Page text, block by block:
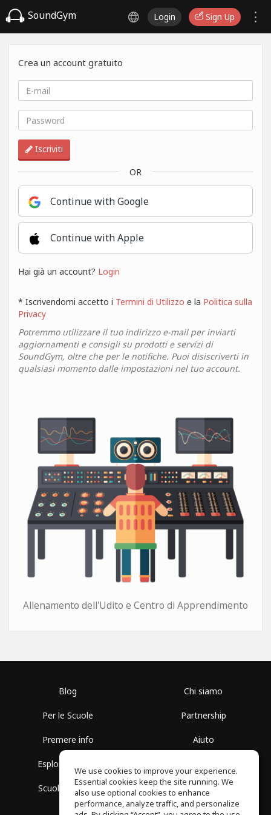
SoundGym Login Sign Up
Crea un account gratuito
Iscriviti
OR
Continue with Google
Continue with Apple
Hai già un account? Login
* Iscrivendomi accetto i Termini di Utilizzo e la Politica sulla
Privacy
Potremmo utilizzare il tuo indirizzo e-mail per inviarti
aggiornamenti e consigli su prodotti e servizi di
SoundGym, oltre che per le notifiche. Puoi disiscriverti in
qualsiasi momento dalle impostazioni nel tuo account.
Allenamento dell'Udito e Centro di Apprendimento
Blog
Per le Scuole
Premere info
Esplora i Gruppi
Scuola gratuita
Chi siamo
Partnership
Aiuto
Politica sulla Privacy
We use cookies to improve your experience.
Essential cookies keep the site running. We
also use optional cookies to enhance
performance, analyze traffic, and personalize